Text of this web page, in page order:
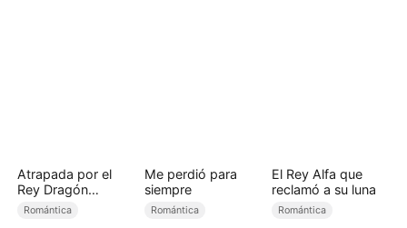
Atrapada por el
Rey Dragón
(Doblado)
Romántica
Me perdió para
siempre
Romántica
El Rey Alfa que
reclamó a su luna
Romántica